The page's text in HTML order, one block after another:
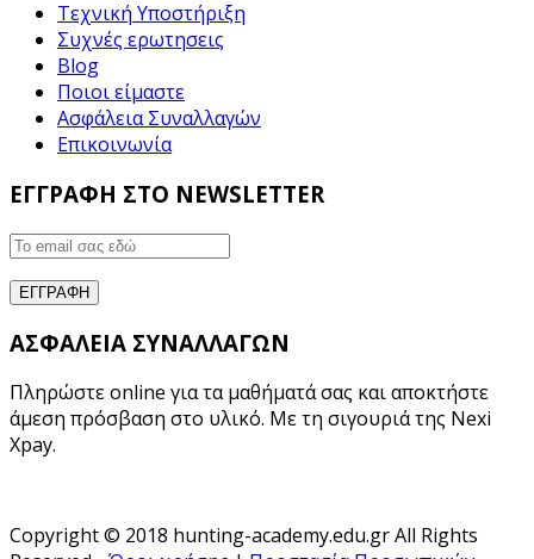
Τεχνική Υποστήριξη
Συχνές ερωτησεις
Blog
Ποιοι είμαστε
Ασφάλεια Συναλλαγών
Επικοινωνία
ΕΓΓΡΑΦΗ ΣΤΟ NEWSLETTER
ΑΣΦΑΛΕΙΑ ΣΥΝΑΛΛΑΓΩΝ
Πληρώστε online για τα μαθήματά σας και αποκτήστε
άμεση πρόσβαση στο υλικό. Με τη σιγουριά της Nexi
Xpay.
Copyright © 2018 hunting-academy.edu.gr All Rights